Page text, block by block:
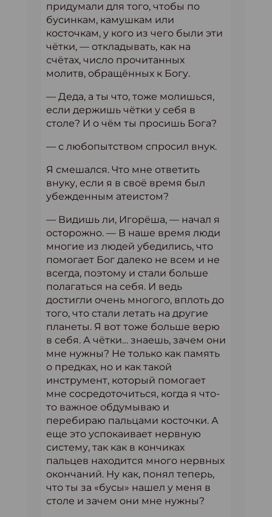
придумали для того, чтобы по
бусинкам, камушкам или
косточкам, у кого из чего были эти
чётки, — откладывать, как на
счётах, число прочитанных
молитв, обращённых к Богу.
— Деда, а ты что, тоже молишься,
если держишь чётки у себя в
столе? И о чём ты просишь Бога?
— с любопытством спросил внук.
Я смешался. Что мне ответить
внуку, если я в своё время был
убежденным атеистом?
— Видишь ли, Игорёша, — начал я
осторожно. — В наше время люди
многие из людей убедились, что
помогает Бог далеко не всем и не
всегда, поэтому и стали больше
полагаться на себя. И ведь
достигли очень многого, вплоть до
того, что стали летать на другие
планеты. Я вот тоже больше верю
в себя. А чётки… знаешь, зачем они
мне нужны? Не только как память
о предках, но и как такой
инструмент, который помогает
мне сосредоточиться, когда я что-
то важное обдумываю и
перебираю пальцами косточки. А
еще это успокаивает нервную
систему, так как в кончиках
пальцев находится много нервных
окончаний. Ну как, понял теперь,
что ты за «бусы» нашел у меня в
столе и зачем они мне нужны?